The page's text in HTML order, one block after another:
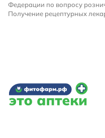
Федерации по вопросу
Получение рецептурных